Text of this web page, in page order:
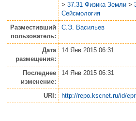
> 37.31 Физика Земли >
Сейсмология
Разместивший
пользователь:
С.Э. Васильев
Дата
размещения:
14 Янв 2015 06:31
Последнее
изменение:
14 Янв 2015 06:31
URI: http://repo.kscnet.ru/id/